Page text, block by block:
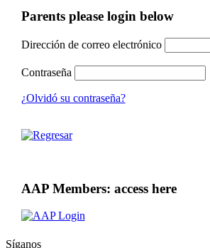
Parents please login below
Dirección de correo electrónico
Contraseña
¿Olvidó su contraseña?
AAP Members: access here
Síganos